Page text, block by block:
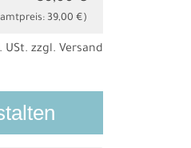
39,00 €)
USt. zzgl. Versand